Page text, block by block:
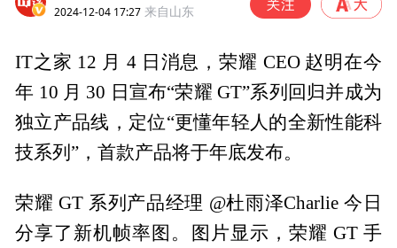
2024-12-04 17:27 来自山东
IT之家 12 月 4 日消息，荣耀 CEO 赵明在今
年 10 月 30 日宣布“荣耀 GT”系列回归并成为
独立产品线，定位“更懂年轻人的全新性能科
技系列”，首款产品将于年底发布。
荣耀 GT 系列产品经理 @杜雨泽Charlie 今日
分享了新机帧率图。图片显示，荣耀 GT 手